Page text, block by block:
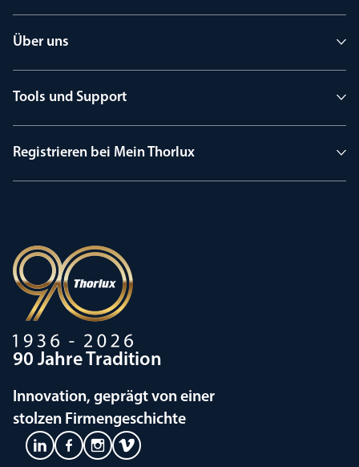
Über uns
Tools und Support
Registrieren bei Mein Thorlux
90 Jahre Tradition
Innovation, geprägt von einer
stolzen Firmengeschichte